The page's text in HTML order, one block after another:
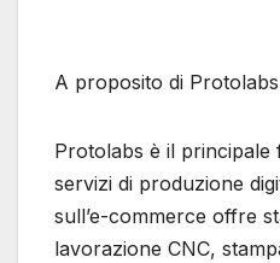
A proposito di Protolabs
Protolabs è il principale
servizi di produzione
sull’e-commerce offre
lavorazione CNC,